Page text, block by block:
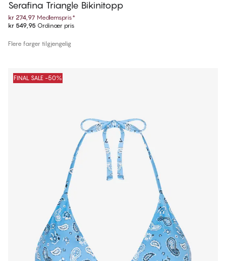
Serafina Triangle Bikinitopp
kr 274,97 Medlemspris*
kr 549,95 Ordinær pris
Flere farger tilgjengelig
FINAL SALE -50%